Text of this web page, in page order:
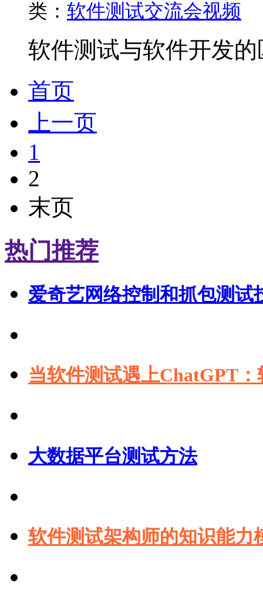
类： 软件测试交流会视频
软件测试与软件开发
首页
上一页
1
2
末页
热门推荐
爱奇艺网络控制和抓包测试
当软件测试遇上ChatGPT
大数据平台测试方法
软件测试架构师的知识能力